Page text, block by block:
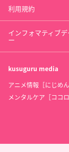
利用規約
インフォマティブ
ー
kusuguru media
アニメ情報［にじめん
メンタルケア［ココロ